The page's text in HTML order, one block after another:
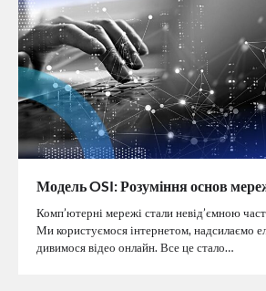
Модель OSI: Розуміння основ
Комп’ютерні мережі стали невід’ємною
Ми користуємося інтернетом, надсилаємо
дивимося відео онлайн. Все це стало…